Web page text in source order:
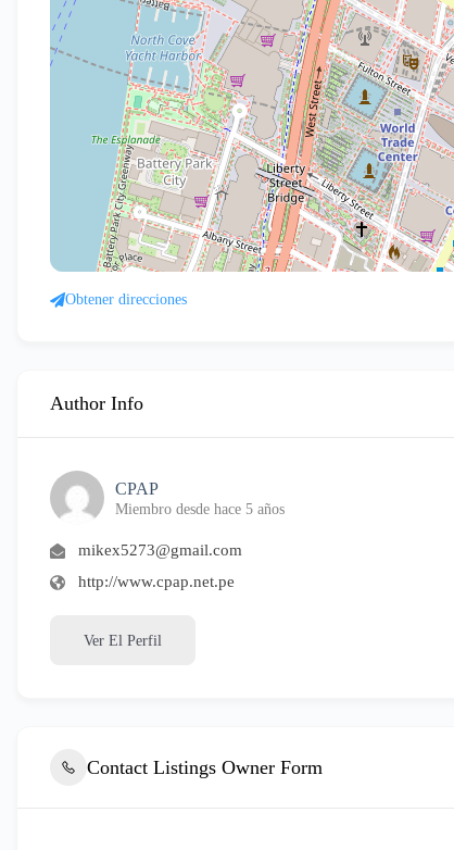
Obtener direcciones
Author Info
CPAP
Miembro desde hace 5 años
mikex5273@gmail.com
http://www.cpap.net.pe
Ver El Perfil
Contact Listings Owner Form